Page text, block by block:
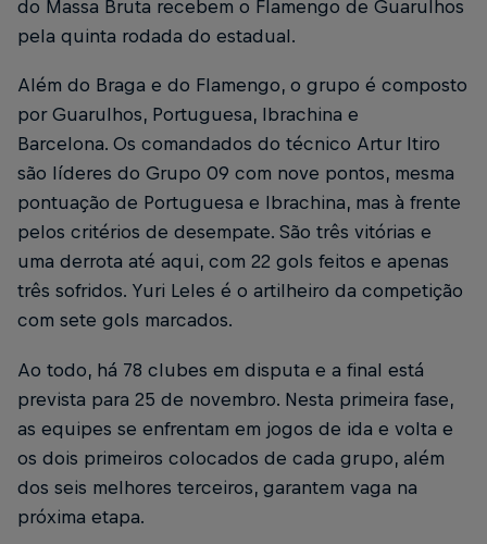
do Massa Bruta recebem o Flamengo de Guarulhos
pela quinta rodada do estadual.
Além do Braga e do Flamengo, o grupo é composto
por Guarulhos, Portuguesa, Ibrachina e
Barcelona. Os comandados do técnico Artur Itiro
são líderes do Grupo 09 com nove pontos, mesma
pontuação de Portuguesa e Ibrachina, mas à frente
pelos critérios de desempate. São três vitórias e
uma derrota até aqui, com 22 gols feitos e apenas
três sofridos. Yuri Leles é o artilheiro da competição
com sete gols marcados.
Ao todo, há 78 clubes em disputa e a final está
prevista para 25 de novembro. Nesta primeira fase,
as equipes se enfrentam em jogos de ida e volta e
os dois primeiros colocados de cada grupo, além
dos seis melhores terceiros, garantem vaga na
próxima etapa.